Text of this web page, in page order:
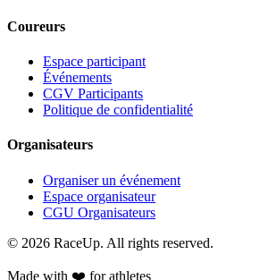
Coureurs
Espace participant
Événements
CGV Participants
Politique de confidentialité
Organisateurs
Organiser un événement
Espace organisateur
CGU Organisateurs
© 2026 RaceUp. All rights reserved.
Made with ❤️ for athletes